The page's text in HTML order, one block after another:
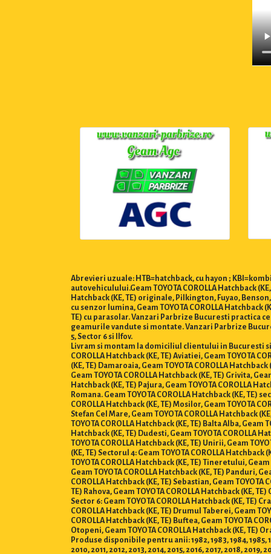
Abrevieri uzuale: HTB=hatchback, cu hayon ;
autovehiculului.Geam TOYOTA COROLLA Hatchback
Hatchback (KE, TE) originale, Pilkington, Fuyao, Benson,
cu senzor lumina, Geam TOYOTA COROLLA Hatchback
TE) cu parasolar. Vanzari Parbrize Bucuresti practica
geamurile vandute si montate. Vanzari Parbrize
5, Sector 6 si Ilfov.
Livram si montam la domiciliul clientului in Bucuresti si
COROLLA Hatchback (KE, TE) Aviatiei, Geam TOYOTA
(KE, TE) Damaroaia, Geam TOYOTA COROLLA
Geam TOYOTA COROLLA Hatchback (KE, TE) Grivita,
Hatchback (KE, TE) Pajura, Geam TOYOTA COROLLA
Romana. Geam TOYOTA COROLLA Hatchback (KE, TE)
COROLLA Hatchback (KE, TE) Mosilor, Geam TOYOTA
Stefan Cel Mare, Geam TOYOTA COROLLA Hatchback
TOYOTA COROLLA Hatchback (KE, TE) Balta Alba, Geam
Hatchback (KE, TE) Dudesti, Geam TOYOTA COROLLA
TOYOTA COROLLA Hatchback (KE, TE) Unirii, Geam
(KE, TE) Sectorul 4: Geam TOYOTA COROLLA
TOYOTA COROLLA Hatchback (KE, TE) Tineretului,
Geam TOYOTA COROLLA Hatchback (KE, TE) Panduri,
COROLLA Hatchback (KE, TE) Sebastian, Geam
TE) Rahova, Geam TOYOTA COROLLA Hatchback (KE,
Sector 6: Geam TOYOTA COROLLA Hatchback (KE, TE)
COROLLA Hatchback (KE, TE) Drumul Taberei, Geam
COROLLA Hatchback (KE, TE) Buftea, Geam TOYOTA
Otopeni, Geam TOYOTA COROLLA Hatchback (KE, TE)
Produse disponibile pentru anii: 1982, 1983, 1984, 1985,
2010, 2011, 2012, 2013, 2014, 2015, 2016, 2017, 2018, 2019,